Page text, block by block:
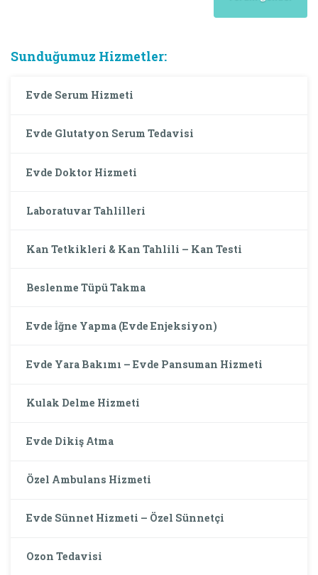
Sunduğumuz Hizmetler:
Evde Serum Hizmeti
Evde Glutatyon Serum Tedavisi
Evde Doktor Hizmeti
Laboratuvar Tahlilleri
Kan Tetkikleri & Kan Tahlili – Kan Testi
Beslenme Tüpü Takma
Evde İğne Yapma (Evde Enjeksiyon)
Evde Yara Bakımı – Evde Pansuman Hizmeti
Kulak Delme Hizmeti
Evde Dikiş Atma
Özel Ambulans Hizmeti
Evde Sünnet Hizmeti – Özel Sünnetçi
Ozon Tedavisi